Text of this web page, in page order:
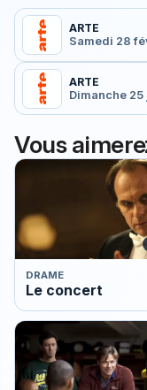
ARTE
Samedi 28
ARTE
Dimanche
Vous
DRAME
Le concert